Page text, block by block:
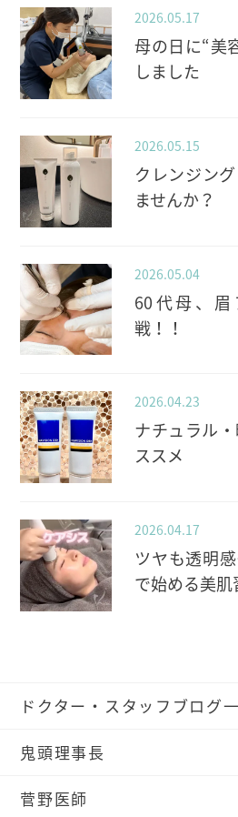
2026.05.17
母の日に“美
しました
2026.05.15
クレンジン
ませんか？
2026.05.04
60代母、
戦！！
2026.04.23
ナチュラル
ススメ
2026.04.17
ツヤも透明
で始める美肌
ドクター・スタッフブログ
鬼頭理事長
菅野医師